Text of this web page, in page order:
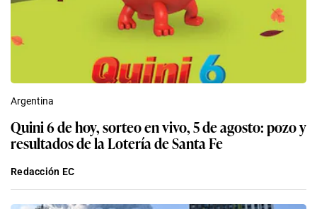
Argentina
Quini 6 de hoy, sorteo en vivo, 5 de agosto: pozo y
resultados de la Lotería de Santa Fe
Redacción EC